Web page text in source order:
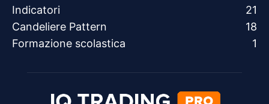
Indicatori
21
Candeliere Pattern
18
Formazione scolastica
1